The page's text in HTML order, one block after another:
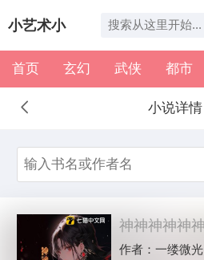
小艺术小
说
首页 玄幻 武侠 都市
小说详情
作者：一缕微光